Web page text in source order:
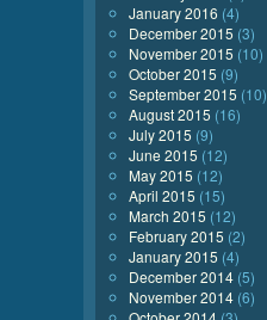
January 2016 (4)
December 2015 (3)
November 2015 (10)
October 2015 (9)
September 2015 (10)
August 2015 (16)
July 2015 (9)
June 2015 (12)
May 2015 (12)
April 2015 (15)
March 2015 (12)
February 2015 (2)
January 2015 (4)
December 2014 (5)
November 2014 (6)